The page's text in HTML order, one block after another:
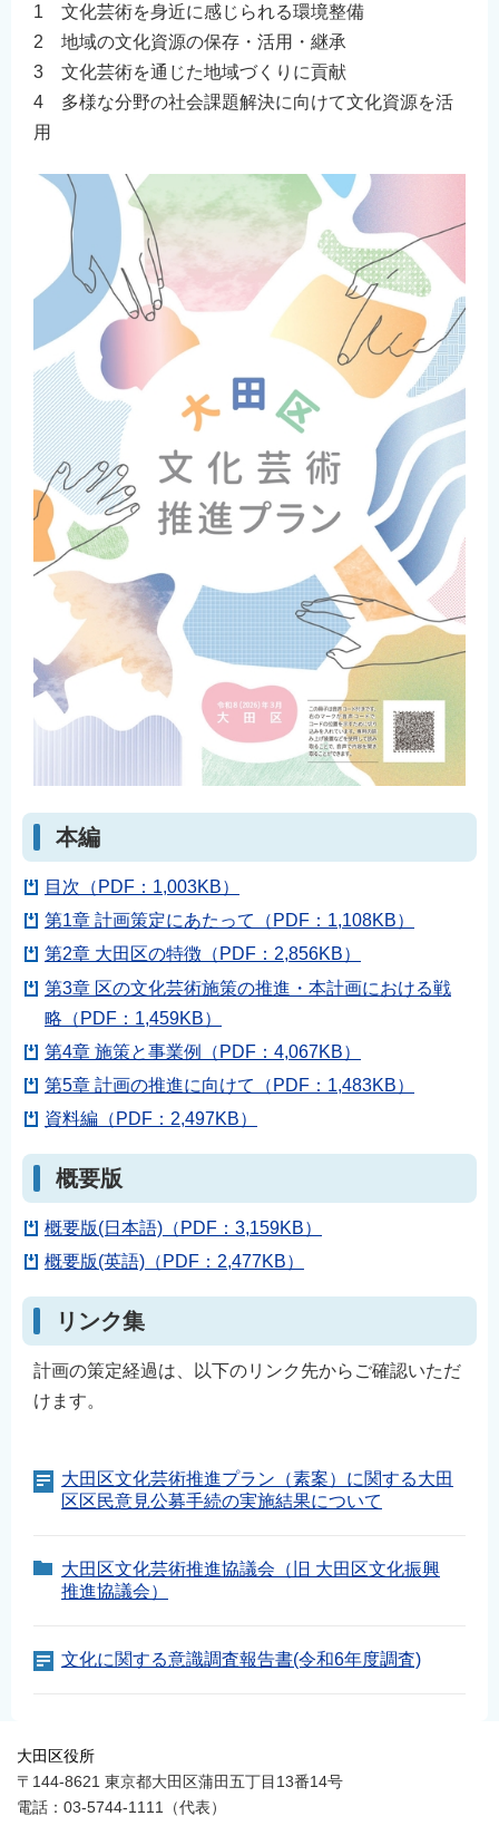
1 文化芸術を身近に感じられる環境整備
2 地域の文化資源の保存・活用・継承
3 文化芸術を通じた地域づくりに貢献
4 多様な分野の社会課題解決に向けて文化資源を活
用
本編
目次（PDF：1,003KB）
第1章 計画策定にあたって（PDF：1,108KB）
第2章 大田区の特徴（PDF：2,856KB）
第3章 区の文化芸術施策の推進・本計画における戦
略（PDF：1,459KB）
第4章 施策と事業例（PDF：4,067KB）
第5章 計画の推進に向けて（PDF：1,483KB）
資料編（PDF：2,497KB）
概要版
概要版(日本語)（PDF：3,159KB）
概要版(英語)（PDF：2,477KB）
リンク集
計画の策定経過は、以下のリンク先からご確認いただ
けます。
大田区文化芸術推進プラン（素案）に関する大田
区区民意見公募手続の実施結果について
大田区文化芸術推進協議会（旧 大田区文化振興
推進協議会）
文化に関する意識調査報告書(令和6年度調査)
大田区役所
〒144-8621 東京都大田区蒲田五丁目13番14号
電話：03-5744-1111（代表）
Filipino